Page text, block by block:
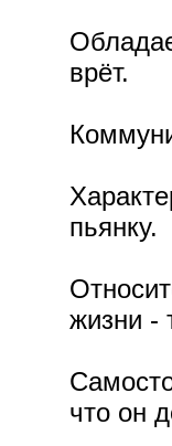
врёт.
пьянку.
жизни -
что он